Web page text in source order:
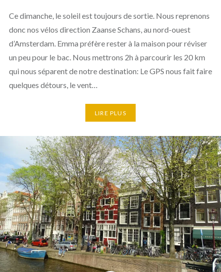
Ce dimanche, le soleil est toujours de sortie. Nous reprenons
donc nos vélos direction Zaanse Schans, au nord-ouest
d’Amsterdam. Emma préfère rester à la maison pour réviser
un peu pour le bac. Nous mettrons 2h à parcourir les 20 km
qui nous séparent de notre destination: Le GPS nous fait faire
quelques détours, le vent…
LIRE PLUS